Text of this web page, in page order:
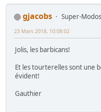
gjacobs
Super-Modos
23 Mars 2018, 10:08:02
Jolis, les barbicans!
Et les tourterelles sont une
évident!
Gauthier